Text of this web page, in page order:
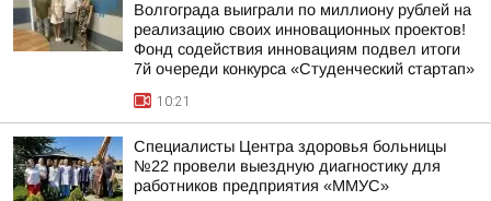
Волгограда выиграли по миллиону рублей на
реализацию своих инновационных проектов!
Фонд содействия инновациям подвел итоги
7й очереди конкурса «Студенческий стартап»
10:21
Специалисты Центра здоровья больницы
№22 провели выездную диагностику для
работников предприятия «ММУС»